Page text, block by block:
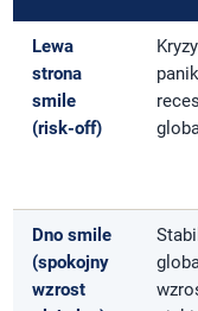
Lewa
strona
smile
(risk-off)
Dno smile
(spokojny
wzrost